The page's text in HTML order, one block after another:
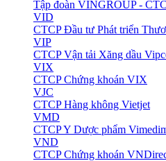
Tập đoàn VINGROUP -
VID
CTCP Đầu tư Phát triển
VIP
CTCP Vận tải Xăng dầu
VIX
CTCP Chứng khoán VIX
VJC
CTCP Hàng không Vietjet
VMD
CTCP Y Dược phẩm
VND
CTCP Chứng khoán